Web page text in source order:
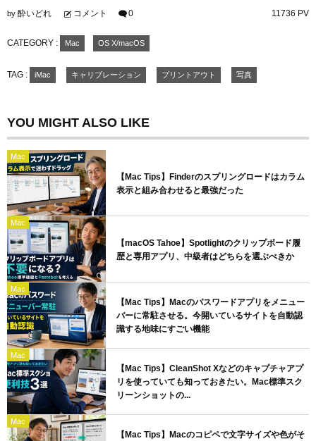
by 酔いどれ コメント 0 11736 PV
CATEGORY : Mac OS X/macOS
TAG : iMac キャリブレーション プリントアウト 写真
YOU MIGHT ALSO LIKE
Mac
【Mac Tips】Finderのスプリングロードはカラム
表示と組み合わせると最強だった
Mac
【macOS Tahoe】Spotlightのクリップボード履
歴と専用アプリ、中級者はどちらを選ぶべきか
Mac
【Mac Tips】Macのパスワードアプリをメニュー
バーに常駐させる。今開いているサイトを自動認
識する地味にすごい機能
Mac
【Mac Tips】CleanShot Xなどのキャプチャアプ
リを使っていても知っておきたい。Mac標準スク
リーンショットの...
Mac
【Mac Tips】Macのコピペで文字サイズや色がそ